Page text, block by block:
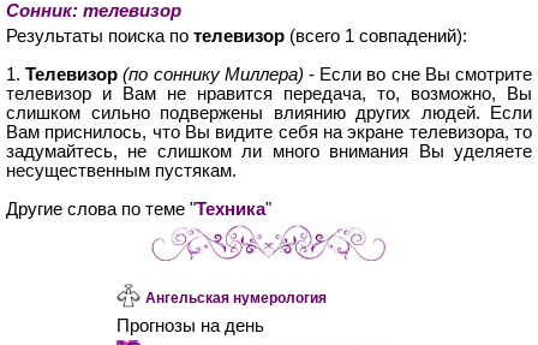
Сонник: телевизор
Результаты поиска по телевизор (всего 1 совпадений):
1.Телевизор(по соннику Миллера) - Если во сне Вы смотрите
телевизор и Вам не нравится передача, то, возможно, Вы
слишком сильно подвержены влиянию других людей. Если
Вам приснилось, что Вы видите себя на экране телевизора, то
задумайтесь, не слишком ли много внимания Вы уделяете
несущественным пустякам.
Другие слова по теме "Техника"
Ангельская нумерология
Прогнозы на день